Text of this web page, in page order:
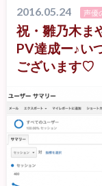
2016.05.24 声優
祝・雛乃木ま
PV達成ー♪い
ございます♡